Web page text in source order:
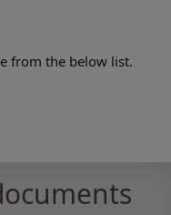
from the below list.